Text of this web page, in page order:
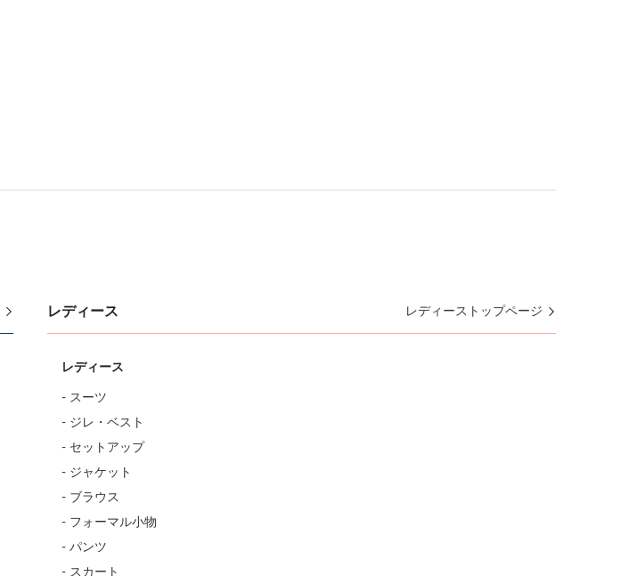
レディース レディーストップページ
レディース
- スーツ
- ジレ・ベスト
- セットアップ
- ジャケット
- ブラウス
- フォーマル小物
- パンツ
- スカート